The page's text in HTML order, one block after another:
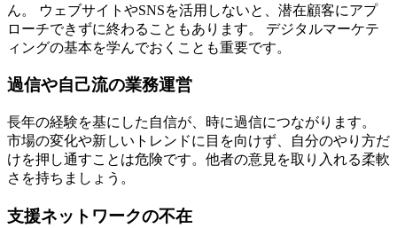
ん。 ウェブサイトやSNSを活用しないと、潜在顧客にアプ
ローチできずに終わることもあります。 デジタルマーケテ
ィングの基本を学んでおくことも重要です。
過信や自己流の業務運営
長年の経験を基にした自信が、時に過信につながります。
市場の変化や新しいトレンドに目を向けず、自分のやり方だ
けを押し通すことは危険です。他者の意見を取り入れる柔軟
さを持ちましょう。
支援ネットワークの不在